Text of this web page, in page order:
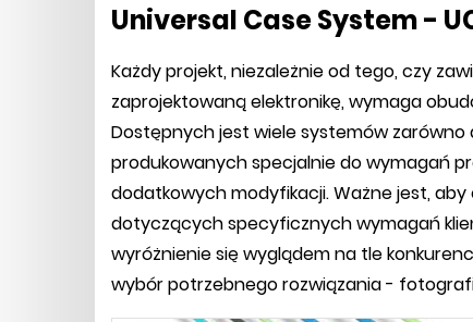
Universal Case System -
Każdy projekt, niezależnie od tego, czy
zaprojektowaną elektronikę, wymaga
Dostępnych jest wiele systemów
produkowanych specjalnie do wymagań
dodatkowych modyfikacji. Ważne jest,
dotyczących specyficznych wymagań
wyróżnienie się wyglądem na tle
wybór potrzebnego rozwiązania -